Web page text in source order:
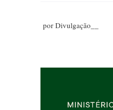
por Divulgação__